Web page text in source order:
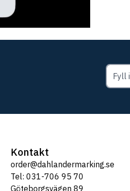
Kontakt
order@dahlandermarking.se
Tel: 031-706 95 70
Göteborgsvägen 89